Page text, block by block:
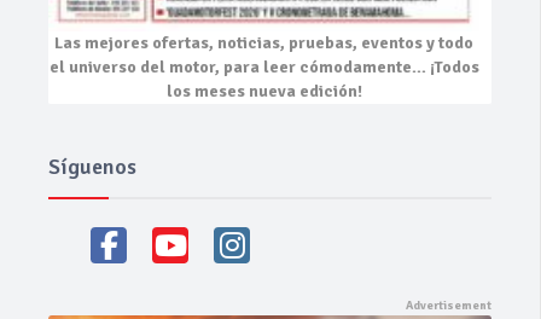
Las mejores ofertas, noticias, pruebas, eventosy todo
el universo del motor, para leer cómodamente… ¡Todos
los meses nueva edición!
Síguenos